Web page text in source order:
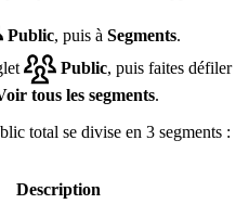
Public, puis à Segments.
Public, puis faites défiler
tous les segments.
total se divise en 3 segments :
Description